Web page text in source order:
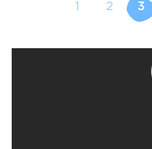
1 2 3